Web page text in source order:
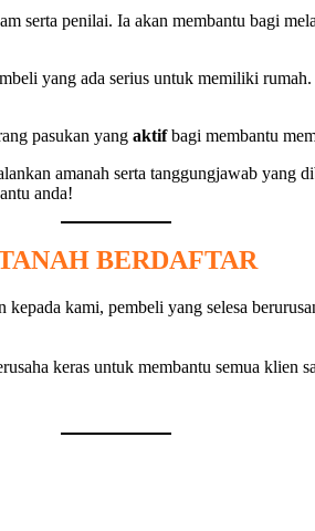
serta penilai. Ia akan membantu bagi
yang ada serius untuk memiliki rumah.
pasukan yang aktifbagi membantu
amanah serta tanggungjawab
anda!
BERDAFTAR
kami, pembeli yang selesa
keras untuk membantu semua klien